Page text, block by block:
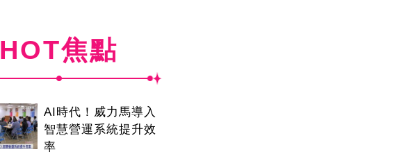
HOT焦點
AI時代！威力馬導入
智慧營運系統提升效
率